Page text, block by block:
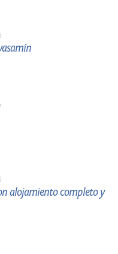
alojamiento completo y